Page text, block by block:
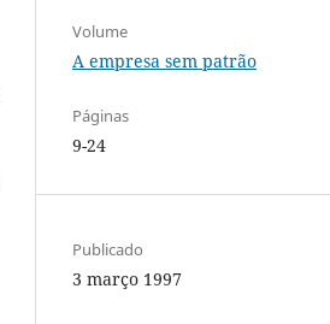
Volume
A empresa sem patrão
Páginas
9-24
Publicado
3 março 1997